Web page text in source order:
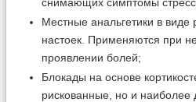
Местные анальгетики в виде
настоек. Применяются при
проявлении болей;
Блокады на основе
рискованные, но и наиболее